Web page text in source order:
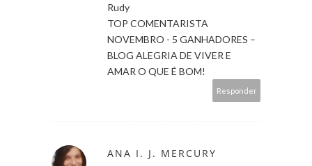
Rudy
TOP COMENTARISTA
NOVEMBRO - 5 GANHADORES –
BLOG ALEGRIA DE VIVER E
AMAR O QUE É BOM!
Responder
ANA I. J. MERCURY